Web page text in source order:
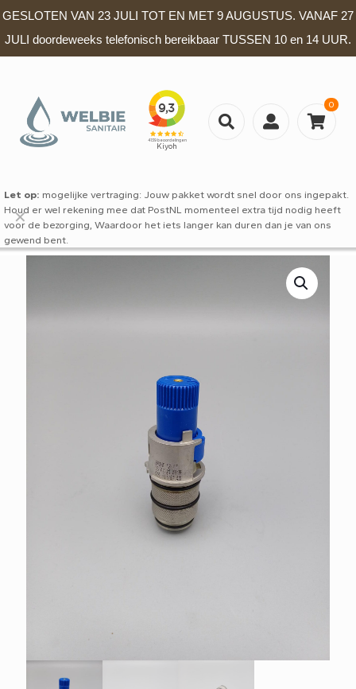
GESLOTEN VAN 23 JULI TOT EN MET 9 AUGUSTUS. VANAF 27
JULI doordeweeks telefonisch bereikbaar TUSSEN 10 en 14 UUR.
0
Let op: mogelijke vertraging: Jouw pakket wordt snel door ons ingepakt.
Houd er wel rekening mee dat PostNL momenteel extra tijd nodig heeft
voor de bezorging, Waardoor het iets langer kan duren dan je van ons
gewend bent.
✕